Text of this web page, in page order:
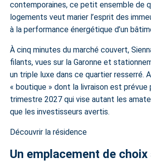
contemporaines, ce petit ensemble de
logements veut marier l’esprit des
à la performance énergétique d’un
À cinq minutes du marché couvert,
filants, vues sur la Garonne et
un triple luxe dans ce quartier resserré.
« boutique » dont la livraison est prévue
trimestre 2027 qui vise autant les
que les investisseurs avertis.
Découvrir la résidence
Un emplacement de choix